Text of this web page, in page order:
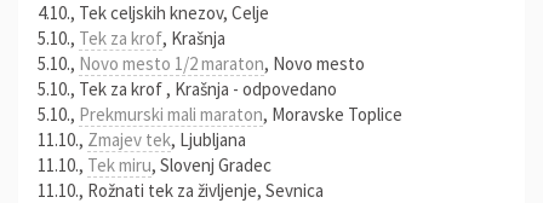
4.10., Tek celjskih knezov, Celje
5.10., Tek za krof, Krašnja
5.10., Novo mesto 1/2 maraton, Novo mesto
5.10., Tek za krof , Krašnja - odpovedano
5.10., Prekmurski mali maraton, Moravske Toplice
11.10., Zmajev tek, Ljubljana
11.10., Tek miru, Slovenj Gradec
11.10., Rožnati tek za življenje, Sevnica